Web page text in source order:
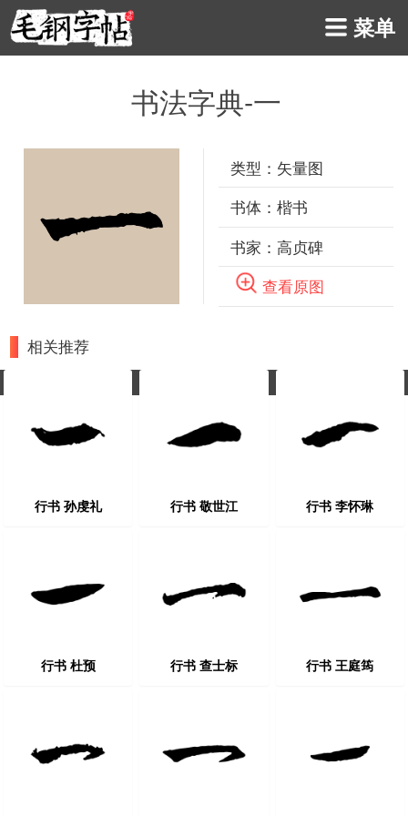
菜单
书法字典-一
类型： 矢量图
书体：楷书
书家：高贞碑
查看原图
相关推荐
行书 孙虔礼
行书 杜预
行书 敬世江
行书 查士标
行书 李怀琳
行书 王庭筠